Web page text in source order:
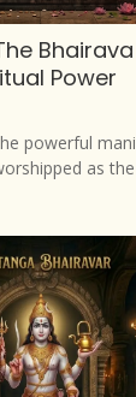
Power
powerful
as